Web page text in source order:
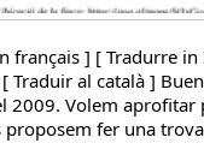
français ] [ Tradurre
Traduir al català ]
2009. Volem
proposem fer una